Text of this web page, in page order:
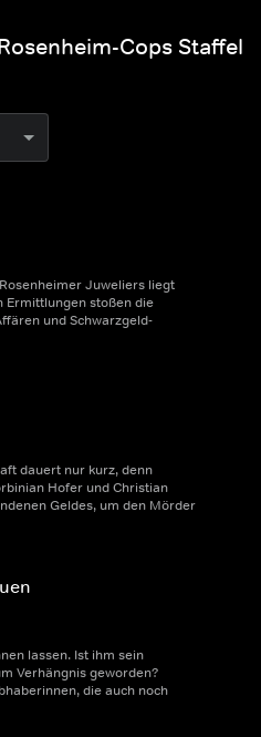
Cops Staffel
Juweliers liegt
Ermittlungen stoßen die
und Schwarzgeld-
dauert nur kurz, denn
Hofer und Christian
Geldes, um den Mörder
lassen. Ist ihm sein
Verhängnis geworden?
die auch noch